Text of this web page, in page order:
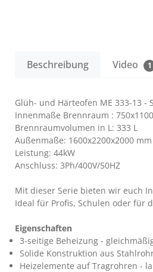
Beschreibung Video 1
Glüh- und Härteofen ME 333-13 -
Innenmaße Brennraum :
Brennraumvolumen in L: 333 L
Außenmaße: 1600x2200x2000 mm
Leistung: 44kW
Anschluss: 3Ph/400V/50HZ
Mit dieser Serie bieten wir euch
Ideal für Profis, Schulen oder für
Eigenschaften
3-seitige Beheizung -
Solide Konstruktion aus
Heizelemente auf Tragrohren -